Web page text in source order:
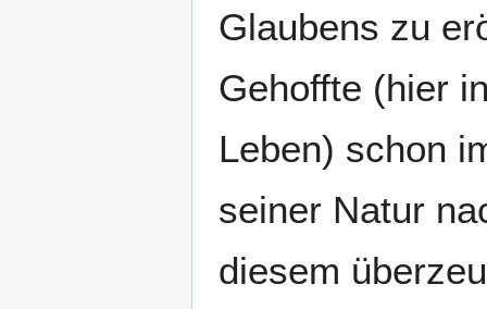
Glaubens zu
Gehoffte (hier
Leben) schon
seiner Natur
diesem